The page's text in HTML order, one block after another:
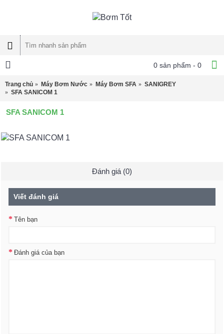
0 sản phẩm - 0
Trang chủ Máy Bơm Nước Máy Bơm SFA
SANIGREY
SFA SANICOM 1
SFA SANICOM 1
Đánh giá (0)
Viết đánh giá
Tên bạn
Đánh giá của bạn